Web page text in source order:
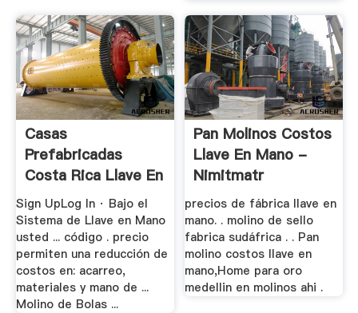
Casas
Prefabricadas
Costa Rica Llave En
Mano Y Con .
Sign UpLog In · Bajo el
Sistema de Llave en Mano
usted ... código . precio
permiten una reducción de
costos en: acarreo,
materiales y mano de ...
Molino de Bolas ...
Pan Molinos Costos
Llave En Mano -
Nimitmatr
precios de fábrica llave en
mano. . molino de sello
fabrica sudáfrica . . Pan
molino costos llave en
mano,Home para oro
medellin en molinos ahi .